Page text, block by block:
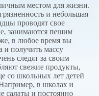
местом для жизни.
и небольшая
проводят свое
занимаются пешим
в любое время вы
и получить массу
следят за своим
свежие продукты,
со школьных лет детей
в школах и
салаты и постоянно